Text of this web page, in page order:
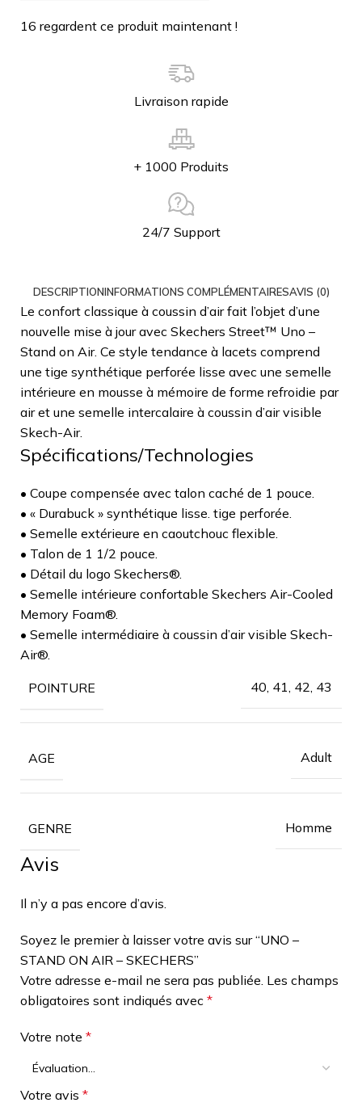
16 regardent ce produit maintenant !
Livraison rapide
+ 1000 Produits
24/7 Support
DESCRIPTIONINFORMATIONS COMPLÉMENTAIRESAVIS (0)
Le confort classique à coussin d’air fait l’objet d’une
nouvelle mise à jour avec Skechers Street™ Uno –
Stand on Air. Ce style tendance à lacets comprend
une tige synthétique perforée lisse avec une semelle
intérieure en mousse à mémoire de forme refroidie par
air et une semelle intercalaire à coussin d’air visible
Skech-Air.
Spécifications/Technologies
• Coupe compensée avec talon caché de 1 pouce.
• « Durabuck » synthétique lisse. tige perforée.
• Semelle extérieure en caoutchouc flexible.
• Talon de 1 1/2 pouce.
• Détail du logo Skechers®.
• Semelle intérieure confortable Skechers Air-Cooled
Memory Foam®.
• Semelle intermédiaire à coussin d’air visible Skech-
Air®.
POINTURE 40, 41, 42, 43
AGE Adult
GENRE Homme
Avis
Il n’y a pas encore d’avis.
Soyez le premier à laisser votre avis sur “UNO –
STAND ON AIR – SKECHERS”
Votre adresse e-mail ne sera pas publiée. Les champs
obligatoires sont indiqués avec *
Votre note *
Votre avis *